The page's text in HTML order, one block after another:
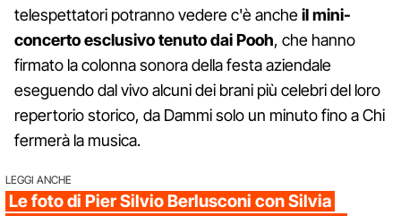
telespettatori potranno vedere c'è ancheil mini-
concerto esclusivo tenuto dai Pooh, che hanno
firmato la colonna sonora della festa aziendale
eseguendo dal vivo alcuni dei brani più celebri del loro
repertorio storico, da Dammi solo un minuto fino a Chi
fermerà la musica.
LEGGI ANCHE
Le foto di Pier Silvio Berlusconi con Silvia